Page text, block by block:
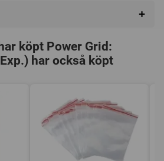
+
Industri / Tillverkning
Auktion /
Games
18137
köpt Power Grid:
har också köpt